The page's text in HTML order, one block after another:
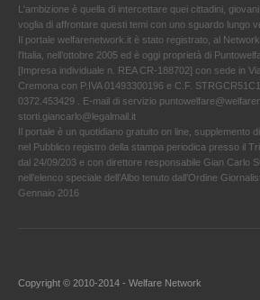
L'ambizione è quella di intercettare quei cittadini,
voglia di affrontare questi temi con uno sguardo lungo
Il portale welfarenetwork.it è stato registrato, al
l'Italia, nell’ottobre 2005 ed è oggi proprietà di
[Impresa individuale n. REA CR-188702] con sede in
Cremona con P.IVA 01493300196 e C.F.
0372.453429 . E-mail di servizio
storti.giancarlo@legalmail.it
Il portale è un quotidiano gratuito on line, supplemento
nel Pubblico registro della stampa periodica presso il
dal 24/09/203 e con direttore responsabile Gian Carlo
nell’elenco speciale dell’Albo tenuto dall’Ordine
Gennaio 2016
Copyright © 2010-2014 - Welfare Network